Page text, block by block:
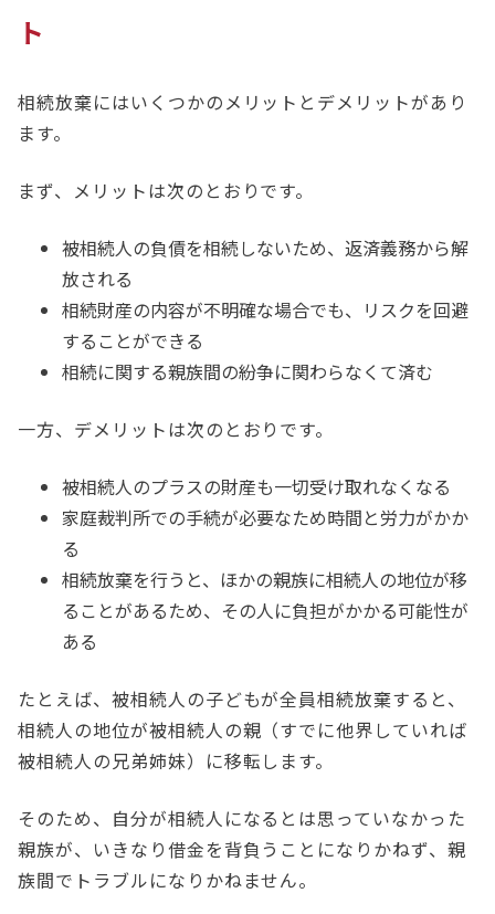
ト
相続放棄にはいくつかのメリットとデメリットがあり
ます。
まず、メリットは次のとおりです。
被相続人の負債を相続しないため、返済義務から解
放される
相続財産の内容が不明確な場合でも、リスクを回避
することができる
相続に関する親族間の紛争に関わらなくて済む
一方、デメリットは次のとおりです。
被相続人のプラスの財産も一切受け取れなくなる
家庭裁判所での手続が必要なため時間と労力がかか
る
相続放棄を行うと、ほかの親族に相続人の地位が移
ることがあるため、その人に負担がかかる可能性が
ある
たとえば、被相続人の子どもが全員相続放棄すると、
相続人の地位が被相続人の親（すでに他界していれば
被相続人の兄弟姉妹）に移転します。
そのため、自分が相続人になるとは思っていなかった
親族が、いきなり借金を背負うことになりかねず、親
族間でトラブルになりかねません。